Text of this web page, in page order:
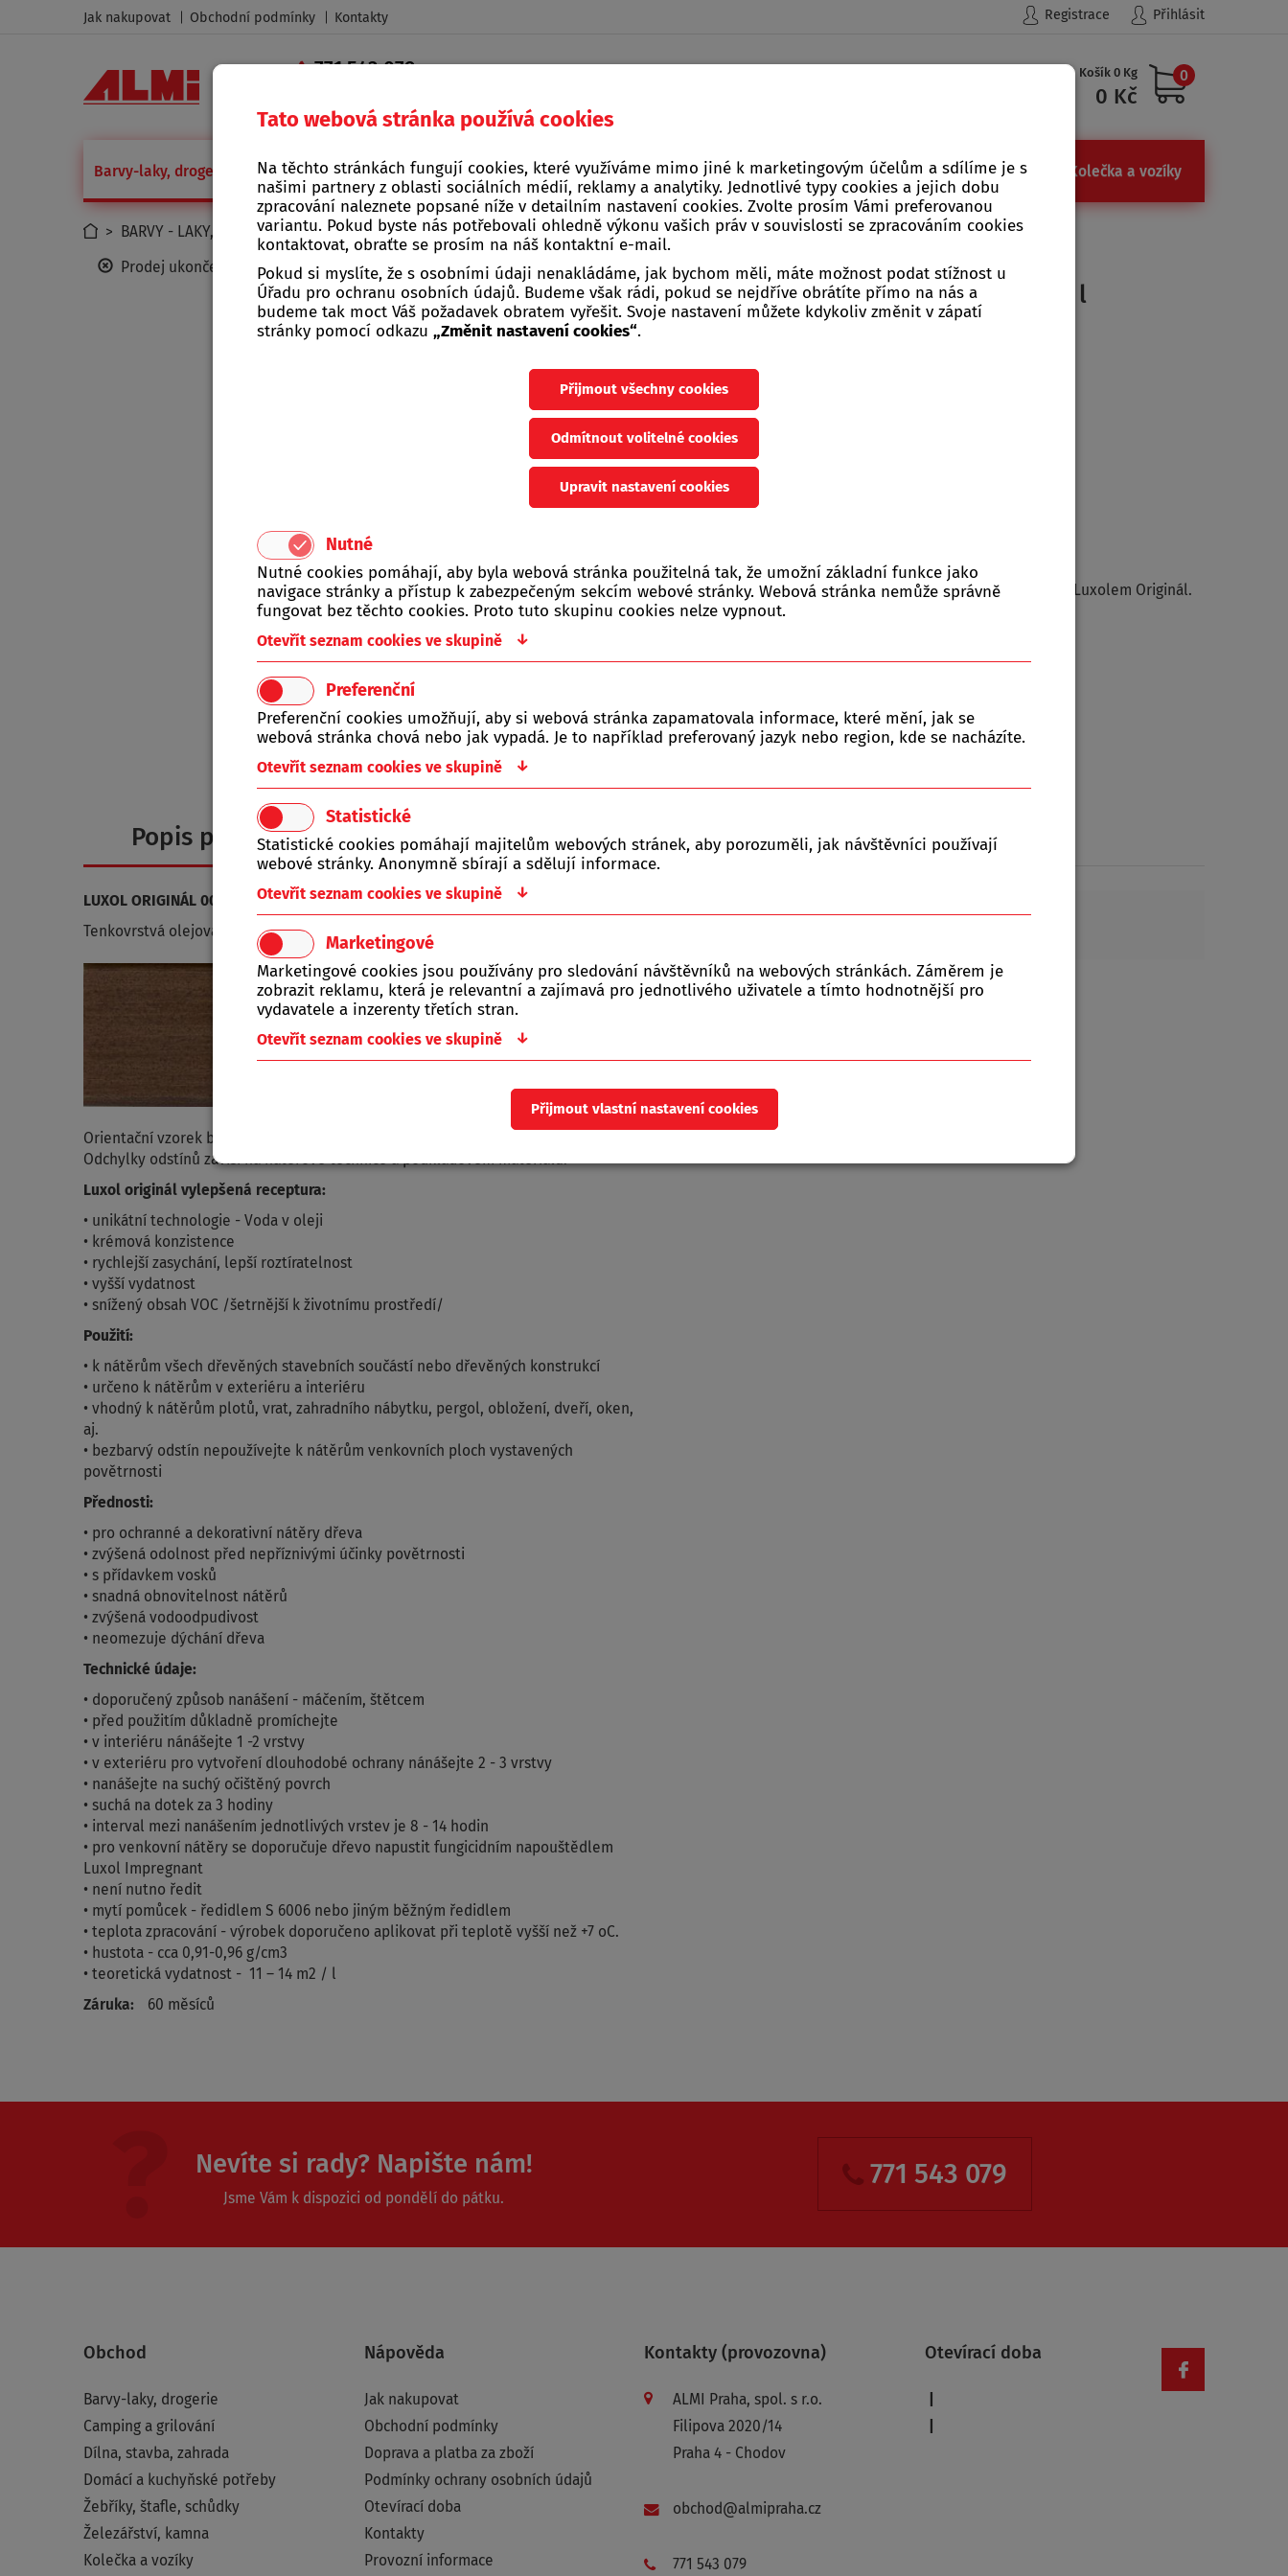
Tato webová stránka používá cookies
Na těchto stránkách fungují cookies, které využíváme mimo jiné k marketingovým účelům a sdílíme je s
našimi partnery z oblasti sociálních médií, reklamy a analytiky. Jednotlivé typy cookies a jejich dobu
zpracování naleznete popsané níže v detailním nastavení cookies. Zvolte prosím Vámi preferovanou
variantu. Pokud byste nás potřebovali ohledně výkonu vašich práv v souvislosti se zpracováním cookies
kontaktovat, obraťte se prosím na náš kontaktní e-mail.
Pokud si myslíte, že s osobními údaji nenakládáme, jak bychom měli, máte možnost podat stížnost u
Úřadu pro ochranu osobních údajů. Budeme však rádi, pokud se nejdříve obrátíte přímo na nás a
budeme tak moct Váš požadavek obratem vyřešit. Svoje nastavení můžete kdykoliv změnit v zápatí
stránky pomocí odkazu „Změnit nastavení cookies“.
Přijmout všechny cookies
Odmítnout volitelné cookies
Upravit nastavení cookies
Nutné
Nutné cookies pomáhají, aby byla webová stránka použitelná tak, že umožní základní funkce jako
navigace stránky a přístup k zabezpečeným sekcím webové stránky. Webová stránka nemůže správně
fungovat bez těchto cookies. Proto tuto skupinu cookies nelze vypnout.
Otevřít seznam cookies ve skupině ↓
Preferenční
Preferenční cookies umožňují, aby si webová stránka zapamatovala informace, které mění, jak se
webová stránka chová nebo jak vypadá. Je to například preferovaný jazyk nebo region, kde se nacházíte.
Otevřít seznam cookies ve skupině ↓
Statistické
Statistické cookies pomáhají majitelům webových stránek, aby porozuměli, jak návštěvníci používají
webové stránky. Anonymně sbírají a sdělují informace.
Otevřít seznam cookies ve skupině ↓
Marketingové
Marketingové cookies jsou používány pro sledování návštěvníků na webových stránkách. Záměrem je
zobrazit reklamu, která je relevantní a zajímavá pro jednotlivého uživatele a tímto hodnotnější pro
vydavatele a inzerenty třetích stran.
Otevřít seznam cookies ve skupině ↓
Přijmout vlastní nastavení cookies
Jak nakupovat Obchodní podmínky Kontakty Registrace Přihlásit
771 543 079 Košík 0 Kg
0 Kč
0
Barvy-laky, drogerie Camping a grilování Dílna, stavba, zahrada
Domácí a kuchyňské
potřeby
Žebříky, štafle, schůdky Železářství, kamna Kolečka a vozíky
> BARVY - LAKY, DROGERIE>BARVY A LAKY>Barvy, laky na dřevo>LUXOL ORIGINÁL> LUXOL ORIGINAL 0026 indický týk 0,75 l
Prodej ukončen
LUXOL ORIGINAL 0026 indický týk 0,75 l
Tenkovrstvá olejová lazura.
Orientační vzorek byl natřen 1 x nátěrem Luxol Imregnant a 2 x Luxolem Originál.
Odchylky odstínů závisí na nátěrové te...
Kód zboží:
419227
Popis produktu Soubory ke stažení
LUXOL ORIGINÁL 0026 indický týk 0,75 l
Tenkovrstvá olejová lazura.
Orientační vzorek byl natřen 1 x nátěrem Luxol Imregnant a 2 x Luxolem Originál.
Odchylky odstínů závisí na nátěrové technice a podkladovém materiálu.
Luxol originál vylepšená receptura:
• unikátní technologie - Voda v oleji
• krémová konzistence
• rychlejší zasychání, lepší roztíratelnost
• vyšší vydatnost
• snížený obsah VOC /šetrnější k životnímu prostředí/
Použití:
• k nátěrům všech dřevěných stavebních součástí nebo dřevěných konstrukcí
• určeno k nátěrům v exteriéru a interiéru
• vhodný k nátěrům plotů, vrat, zahradního nábytku, pergol, obložení, dveří, oken,
aj.
• bezbarvý odstín nepoužívejte k nátěrům venkovních ploch vystavených
povětrnosti
Přednosti:
• pro ochranné a dekorativní nátěry dřeva
• zvýšená odolnost před nepříznivými účinky povětrnosti
• s přídavkem vosků
• snadná obnovitelnost nátěrů
• zvýšená vodoodpudivost
• neomezuje dýchání dřeva
Technické údaje:
• doporučený způsob nanášení - máčením, štětcem
• před použitím důkladně promíchejte
• v interiéru nánášejte 1 -2 vrstvy
• v exteriéru pro vytvoření dlouhodobé ochrany nánášejte 2 - 3 vrstvy
• nanášejte na suchý očištěný povrch
• suchá na dotek za 3 hodiny
• interval mezi nanášením jednotlivých vrstev je 8 - 14 hodin
• pro venkovní nátěry se doporučuje dřevo napustit fungicidním napouštědlem
Luxol Impregnant
• není nutno ředit
• mytí pomůcek - ředidlem S 6006 nebo jiným běžným ředidlem
• teplota zpracování - výrobek doporučeno aplikovat při teplotě vyšší než +7 oC.
• hustota - cca 0,91-0,96 g/cm3
• teoretická vydatnost - 11 – 14 m2 / l
Záruka:
60 měsíců
Žádné soubory
Nevíte si rady? Napište nám!
Jsme Vám k dispozici od pondělí do pátku.
771 543 079
Obchod
Barvy-laky, drogerie
Camping a grilování
Dílna, stavba, zahrada
Domácí a kuchyňské potřeby
Žebříky, štafle, schůdky
Železářství, kamna
Kolečka a vozíky
Nápověda
Jak nakupovat
Obchodní podmínky
Doprava a platba za zboží
Podmínky ochrany osobních údajů
Otevírací doba
Kontakty
Provozní informace
Kontakty (provozovna)
ALMI Praha, spol. s r.o.
Filipova 2020/14
Praha 4 - Chodov
obchod@almipraha.cz
771 543 079
Otevírací doba